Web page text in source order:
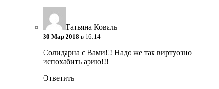
Татьяна Коваль
30 Мар 2018 в 16:14
Солидарна с Вами!!! Надо же так виртуозно
испохабить арию!!!
Ответить